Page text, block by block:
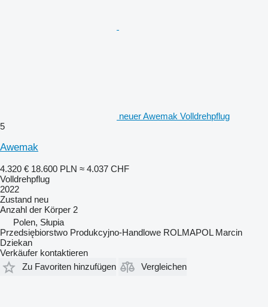
neuer Awemak Volldrehpflug
5
Awemak
4.320 € 18.600 PLN ≈ 4.037 CHF
Volldrehpflug
2022
Zustand neu
Anzahl der Körper 2
Polen, Słupia
Przedsiębiorstwo Produkcyjno-Handlowe ROLMAPOL Marcin
Dziekan
Verkäufer kontaktieren
Zu Favoriten hinzufügen
Vergleichen